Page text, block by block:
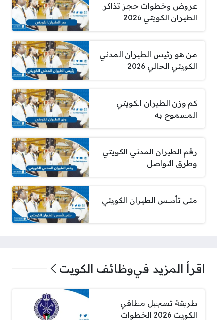
عروض وخطوات حجز تذاكر
الطيران الكويتي 2026
من هو رئيس الطيران المدني
الكويتي الحالي 2026
كم وزن الطيران الكويتي
المسموح به
رقم الطيران المدني الكويتي
وطرق التواصل
متى تأسس الطيران الكويتي
اقرأ المزيد فيوظائف الكويت
طريقة تسجيل مطافي
الكويت 2026 الخطوات